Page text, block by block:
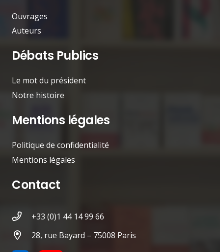
Ouvrages
Auteurs
Débats Publics
Le mot du président
Notre histoire
Mentions légales
Politique de confidentialité
Mentions légales
Contact
+33 (0)1 44 14 99 66
28, rue Bayard – 75008 Paris